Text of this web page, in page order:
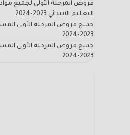
فروض المرحلة الأولى لجميع
التعليم الابتدائي 2023-2024
جميع فروض المرحلة الأولى
2023-2024
جميع فروض المرحلة الأولى
2023-2024